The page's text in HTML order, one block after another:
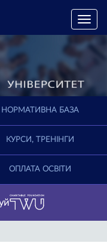
T
o
g
e
n
i
a
НОРМАТИВНА БАЗА
КУРСИ, ТРЕНІНГИ
ОПЛАТА ОСВІТИ